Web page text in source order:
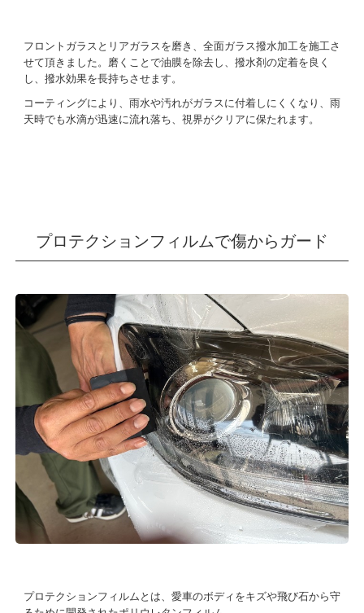
フロントガラスとリアガラスを磨き、 全面ガラス撥水加工を施工さ
せて頂きました。磨くことで油膜を除去し、撥水剤の定着を良く
し、撥水効果を長持ちさせます。
コーティングにより、雨水や汚れがガラスに付着しにくくなり、雨
天時でも水滴が迅速に流れ落ち、視界がクリアに保たれます。
プロテクションフィルムで傷からガード
プロテクションフィルムとは、愛車のボディをキズや飛び石から守